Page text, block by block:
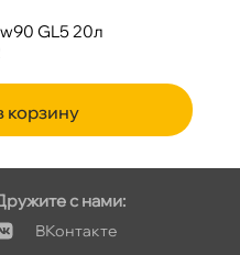
GL5 20л
корзину
с нами:
Контакте